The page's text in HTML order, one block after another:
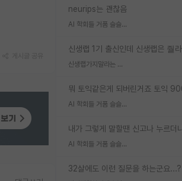
neurips는 괜찮음
AI 학회들 거품 슬슬 지적이 나오네요
신생랩가지말라는 이유가 있었구나
AI 학회들 거품 슬슬 지적이 나오네요
내가 그렇게 말할땐 신고나 누르더니
AI 학회들 거품 슬슬 지적이 나오네요
32살에도 이런 질문을 하는군요...?